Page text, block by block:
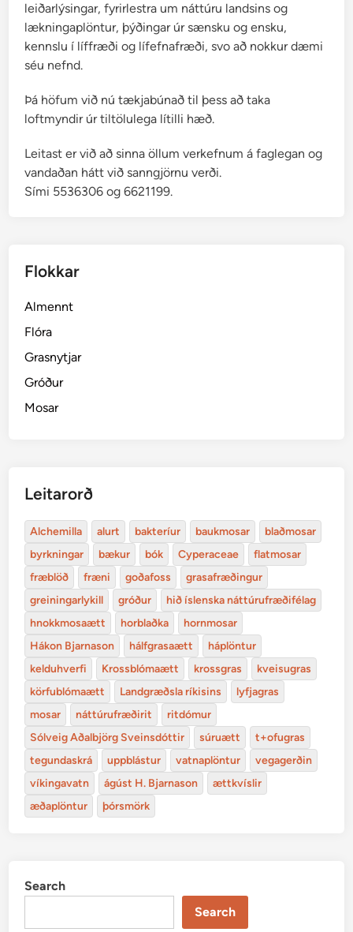
leiðarlýsingar, fyrirlestra um náttúru landsins og
lækningaplöntur, þýðingar úr sænsku og ensku,
kennslu í líffræði og lífefnafræði, svo að nokkur dæmi
séu nefnd.
Þá höfum við nú tækjabúnað til þess að taka
loftmyndir úr tiltölulega lítilli hæð.
Leitast er við að sinna öllum verkefnum á faglegan og
vandaðan hátt við sanngjörnu verði.
Sími 5536306 og 6621199.
Flokkar
Almennt
Flóra
Grasnytjar
Gróður
Mosar
Leitarorð
Alchemilla alurt bakteríur baukmosar
blaðmosar
byrkningar
bækur bók Cyperaceae
flatmosar
fræblöð
fræni goðafoss
grasafræðingur
greiningarlykill
gróður
hið íslenska náttúrufræðifélag
hnokkmosaætt
horblaðka
hornmosar
Hákon Bjarnason
hálfgrasaætt
háplöntur
kelduhverfi
Krossblómaætt krossgras
kveisugras
körfublómaætt
Landgræðsla ríkisins
lyfjagras
mosar
náttúrufræðirit
ritdómur
Sólveig Aðalbjörg Sveinsdóttir
súruætt
t+ofugras
tegundaskrá
uppblástur vatnaplöntur
vegagerðin
víkingavatn
ágúst H. Bjarnason
ættkvíslir
æðaplöntur
þórsmörk
Search
Search